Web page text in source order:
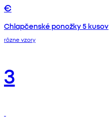
€
Chlapčenské ponožky 5 kusov
rôzne vzory
3